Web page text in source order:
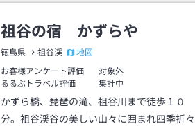
祖谷の宿 かずらや
徳島県 祖谷渓
地図
お客様アンケート評価
対象外
るるぶトラベル評価
集計中
かずら橋、琵琶の滝、祖谷川まで徒歩１０
分。祖谷渓谷の美しい山々に囲まれ四季折々